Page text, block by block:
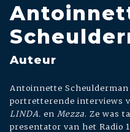
Auteur
Antoinnette
portretterende interviews
LINDA. en Mezza. Ze was
presentator van het Radio